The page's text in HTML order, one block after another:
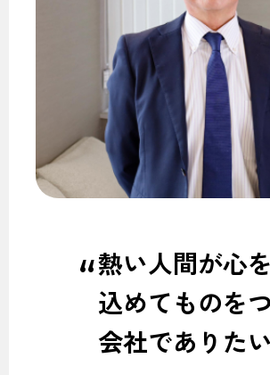
熱い人間が心を
込めてものを
会社でありたい